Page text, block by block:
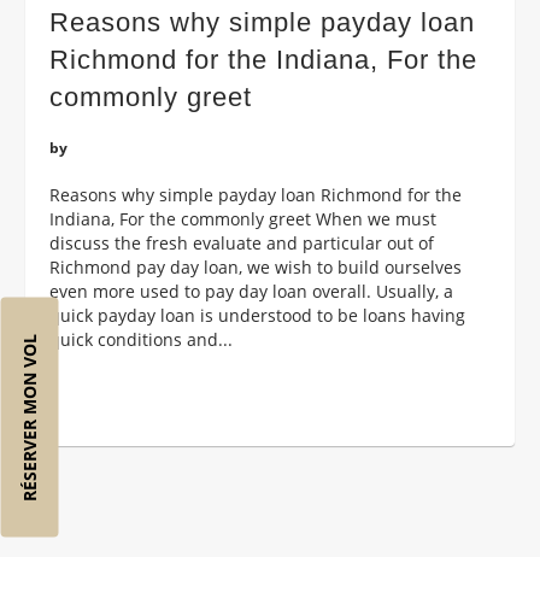
RÉSERVER MON VOL
Reasons why simple payday loan
Richmond for the Indiana, For the
commonly greet
by
Reasons why simple payday loan Richmond for the
Indiana, For the commonly greet When we must
discuss the fresh evaluate and particular out of
Richmond pay day loan, we wish to build ourselves
even more used to pay day loan overall. Usually, a
quick payday loan is understood to be loans having
quick conditions and...